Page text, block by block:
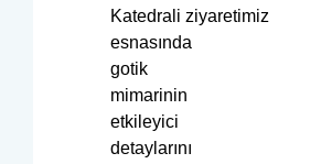
Katedrali ziyaretimiz
esnasında
gotik
mimarinin
etkileyici
detaylarını